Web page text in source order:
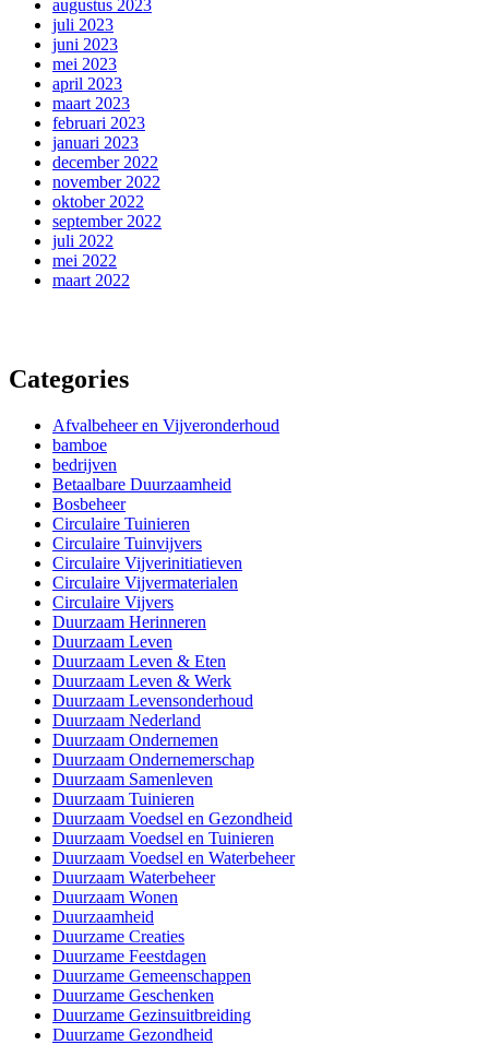
augustus 2023
juli 2023
juni 2023
mei 2023
april 2023
maart 2023
februari 2023
januari 2023
december 2022
november 2022
oktober 2022
september 2022
juli 2022
mei 2022
maart 2022
Categories
Afvalbeheer en Vijveronderhoud
bamboe
bedrijven
Betaalbare Duurzaamheid
Bosbeheer
Circulaire Tuinieren
Circulaire Tuinvijvers
Circulaire Vijverinitiatieven
Circulaire Vijvermaterialen
Circulaire Vijvers
Duurzaam Herinneren
Duurzaam Leven
Duurzaam Leven & Eten
Duurzaam Leven & Werk
Duurzaam Levensonderhoud
Duurzaam Nederland
Duurzaam Ondernemen
Duurzaam Ondernemerschap
Duurzaam Samenleven
Duurzaam Tuinieren
Duurzaam Voedsel en Gezondheid
Duurzaam Voedsel en Tuinieren
Duurzaam Voedsel en Waterbeheer
Duurzaam Waterbeheer
Duurzaam Wonen
Duurzaamheid
Duurzame Creaties
Duurzame Feestdagen
Duurzame Gemeenschappen
Duurzame Geschenken
Duurzame Gezinsuitbreiding
Duurzame Gezondheid